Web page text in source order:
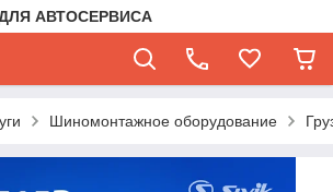
АВТОСЕРВИСА
Шиномонтажное оборудование